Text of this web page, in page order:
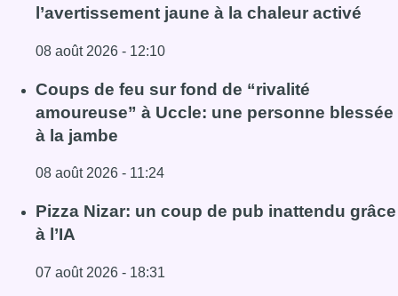
l’avertissement jaune à la chaleur activé
08 août 2026 - 12:10
Lire l'article Météo: du soleil et jusqu’à 28°C ce samedi,
Coups de feu sur fond de “rivalité
amoureuse” à Uccle: une personne blessée
à la jambe
08 août 2026 - 11:24
Lire l'article Coups de feu sur fond de “rivalité
Pizza Nizar: un coup de pub inattendu grâce
à l’IA
07 août 2026 - 18:31